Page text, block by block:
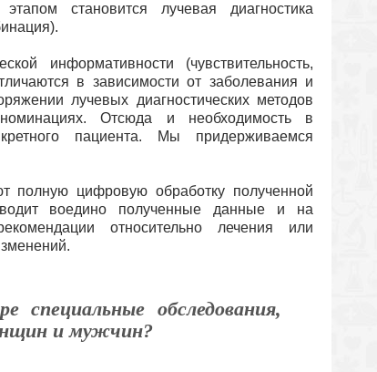
становится лучевая диагностика
информативности (чувствительность,
в зависимости от заболевания и
лучевых диагностических методов
Отсюда и необходимость в
пациента. Мы придерживаемся
полную цифровую обработку полученной
воедино полученные данные и на
относительно лечения или
обследования,
и мужчин?